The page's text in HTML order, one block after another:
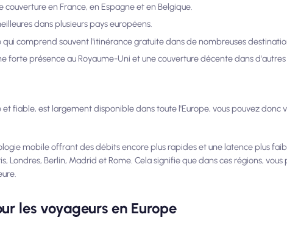
couverture en France, en Espagne et en Belgique.
dans plusieurs pays européens.
comprend souvent l'itinérance gratuite dans de nombreuses
forte présence au Royaume-Uni et une couverture décente dans
fiable, est largement disponible dans toute l'Europe, vous pouvez donc
mobile offrant des débits encore plus rapides et une latence plus
Londres, Berlin, Madrid et Rome. Cela signifie que dans ces régions,
les voyageurs en Europe